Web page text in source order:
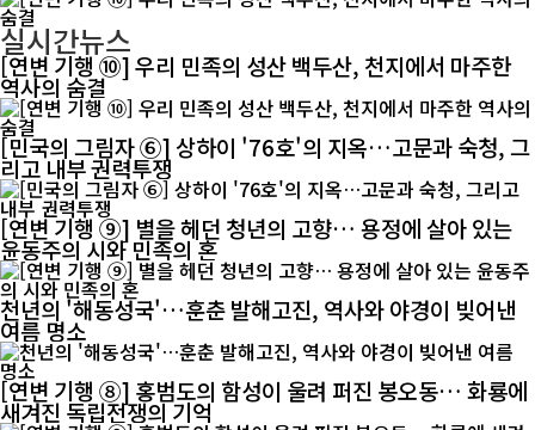
실시간뉴스
[연변 기행 ⑩] 우리 민족의 성산 백두산, 천지에서 마주한
역사의 숨결
[민국의 그림자 ⑥] 상하이 '76호'의 지옥…고문과 숙청, 그
리고 내부 권력투쟁
[연변 기행 ⑨] 별을 헤던 청년의 고향… 용정에 살아 있는
윤동주의 시와 민족의 혼
천년의 '해동성국'…훈춘 발해고진, 역사와 야경이 빚어낸
여름 명소
[연변 기행 ⑧] 홍범도의 함성이 울려 퍼진 봉오동… 화룡에
새겨진 독립전쟁의 기억